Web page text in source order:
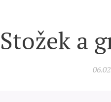
Stožek a